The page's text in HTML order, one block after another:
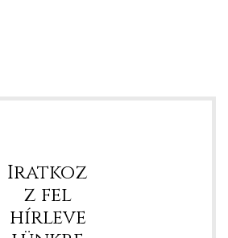
Iratkoz
z fel
hírleve